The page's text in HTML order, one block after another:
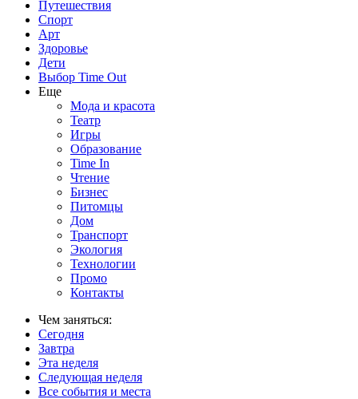
Путешествия
Спорт
Арт
Здоровье
Дети
Выбор Time Out
Еще
Мода и красота
Театр
Игры
Образование
Time In
Чтение
Бизнес
Питомцы
Дом
Транспорт
Экология
Технологии
Промо
Контакты
Чем заняться:
Сегодня
Завтра
Эта неделя
Следующая неделя
Все события и места